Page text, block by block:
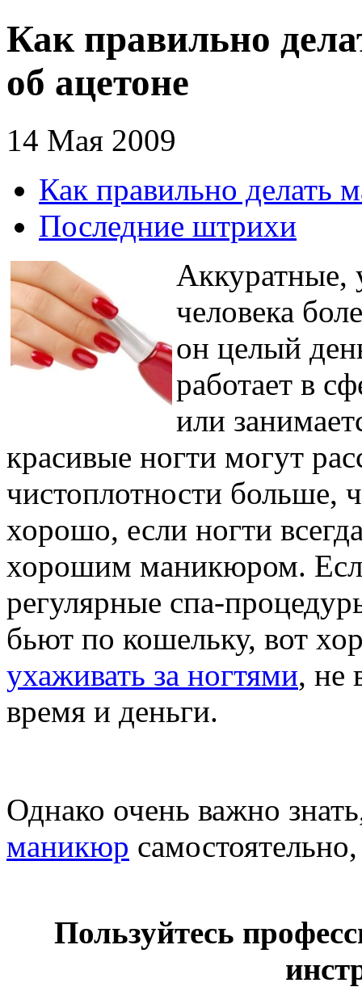
Как правильно
об ацетоне
14 Мая 2009
Как правильно делать
Последние штрихи
Аккуратные,
человека
он целый
работает в
или
красивые ногти могут
чистоплотности больше,
хорошо, если ногти
хорошим маникюром.
регулярные спа-
бьют по кошельку, вот
ухаживать за ногтями, не
время и деньги.
Однако очень важно
маникюр
Пользуйтесь